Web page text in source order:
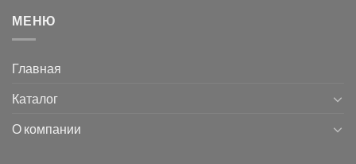
МЕНЮ
Главная
Каталог
О компании